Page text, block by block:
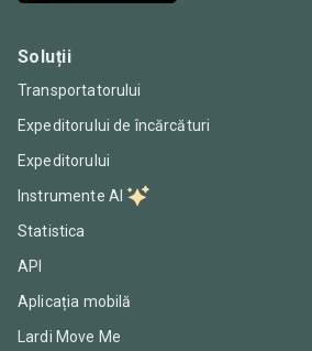
Soluții
Transportatorului
Expeditorului de încărcături
Expeditorului
Instrumente AI
Statistica
API
Aplicația mobilă
Lardi Move Me